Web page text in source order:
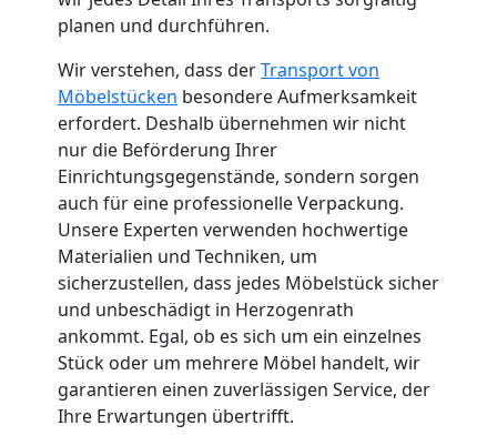
planen und durchführen.
Wir verstehen, dass derTransport von
Möbelstücken besondere Aufmerksamkeit
erfordert. Deshalb übernehmen wir nicht
nur die Beförderung Ihrer
Einrichtungsgegenstände, sondern sorgen
auch für eine professionelle Verpackung.
Unsere Experten verwenden hochwertige
Materialien und Techniken, um
sicherzustellen, dass jedes Möbelstück sicher
und unbeschädigt in Herzogenrath
ankommt. Egal, ob es sich um ein einzelnes
Stück oder um mehrere Möbel handelt, wir
garantieren einen zuverlässigen Service, der
Ihre Erwartungen übertrifft.
Küchenumzug
Wolfsberg
Umzug
und
Lagerung
Wolfsberg
Full-